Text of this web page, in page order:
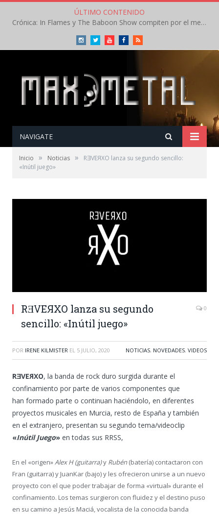
ÚLTIMO CONTENIDO
Crónica: In Flames y The Baboon Show compiten por el mejor concierto del día en el Leyendas del Rock – Viernes – Agosto 2026
InstagramTwitterYoutubeFacebookRSS
NAVIGATE
Inicio » Noticias »
RƎVEЯXO lanza su segundo sencillo:
«Inútil juego»
RƎVEЯXO lanza su segundo
sencillo: «Inútil juego»
0
POR IRENE KILMISTER EL 5 JULIO, 2020 NOTICIAS, NOVEDADES, VIDEOS
RƎVEЯXO, la banda de rock duro surgida durante el
confinamiento por parte de varios componentes que
han formado parte o continuan haciéndolo, en diferentes
proyectos musicales en Murcia, resto de España y también
en el extranjero, presentan su segundo tema/videoclip
«Inútil Juego» en todas sus RRSS,
En el «origen»Alex H (guitarra)y Rubén (batería) contactaron con
Fran (guitarra) y JuanKar (bajo) y les ofrecieron unirse a un nuevo
proyecto con el que poder trabajar de forma «virtual» durante el
confinamiento. Los temas surgieron con fluidez y el destino puso
en su camino a Jesús Maciá, vocalista de la conocida banda